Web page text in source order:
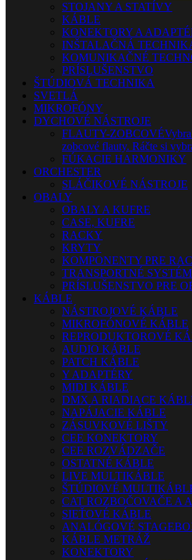
STOJANY A STATÍVY
KÁBLE
KONEKTORY A
INŠTALAČNÁ
KOMUNIKAČNÉ
PRÍSLUŠENSTVO
ŠTÚDIOVÁ TECHNIKA
SVETLÁ
MIKROFÓNY
DYCHOVÉ NÁSTROJE
FLAUTY-ZOBCOVÉ
zobcové flauty. Ráčte si
FÚKACIE HARMONIKY
ORCHESTER
SLÁČIKOVÉ NÁSTROJE
OBALY
OBALY A KUFRE
CASE, KUFRE
RACKY
KRYTY
KOMPONENTY PRE
TRANSPORTNÉ
PRÍSLUŠENSTVO PRE
KÁBLE
NÁSTROJOVÉ KÁBLE
MIKROFÓNOVÉ KÁBLE
REPRODUKTOROVÉ
AUDIO KÁBLE
PATCH KÁBLE
Y ADAPTÉRY
MIDI KÁBLE
DMX A RIADIACE
NAPÁJACIE KÁBLE
ZÁSUVKOVÉ LIŠTY
CEE KONEKTORY
CEE ROZVÁDZAČE
OSTATNÉ KÁBLE
LIVE MULTIKÁBLE
ŠTÚDIOVÉ
CAT ROZBOČOVAČE A
SIEŤOVÉ KÁBLE
ANALÓGOVÉ
KÁBLE METRÁŽ
KONEKTORY